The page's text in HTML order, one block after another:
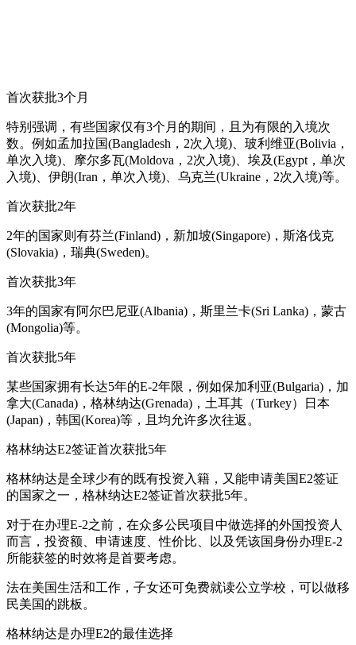
首次获批3个月
特别强调，有些国家仅有3个月的期间，且为有限的入境次
数。例如孟加拉国(Bangladesh，2次入境)、玻利维亚(Bolivia，
单次入境)、摩尔多瓦(Moldova，2次入境)、埃及(Egypt，单次
入境)、伊朗(Iran，单次入境)、乌克兰(Ukraine，2次入境)等。
首次获批2年
2年的国家则有芬兰(Finland)，新加坡(Singapore)，斯洛伐克
(Slovakia)，瑞典(Sweden)。
首次获批3年
3年的国家有阿尔巴尼亚(Albania)，斯里兰卡(Sri Lanka)，蒙古
(Mongolia)等。
首次获批5年
某些国家拥有长达5年的E-2年限，例如保加利亚(Bulgaria)，加
拿大(Canada)，格林纳达(Grenada)，土耳其（Turkey）日本
(Japan)，韩国(Korea)等，且均允许多次往返。
格林纳达E2签证首次获批5年
格林纳达是全球少有的既有投资入籍，又能申请美国E2签证
的国家之一，格林纳达E2签证首次获批5年。
对于在办理E-2之前，在众多公民项目中做选择的外国投资人
而言，投资额、申请速度、性价比、以及凭该国身份办理E-2
所能获签的时效将是首要考虑。
法在美国生活和工作，子女还可免费就读公立学校，可以做移
民美国的跳板。
格林纳达是办理E2的最佳选择